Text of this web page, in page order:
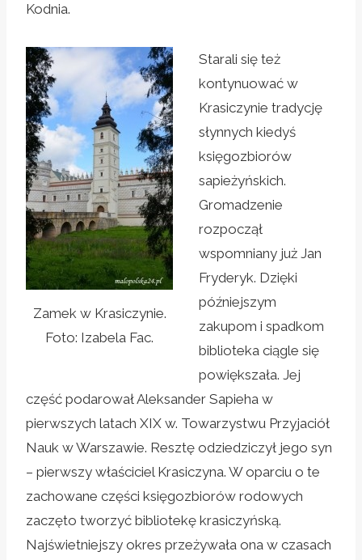
Kodnia.
Zamek w Krasiczynie.
Foto: Izabela Fac.
Starali się też
kontynuować w
Krasiczynie tradycję
słynnych kiedyś
księgozbiorów
sapieżyńskich.
Gromadzenie
rozpoczął
wspomniany już Jan
Fryderyk. Dzięki
późniejszym
zakupom i spadkom
biblioteka ciągle się
powiększała. Jej
część podarował Aleksander Sapieha w
pierwszych latach XIX w. Towarzystwu Przyjaciół
Nauk w Warszawie. Resztę odziedziczył jego syn
– pierwszy właściciel Krasiczyna. W oparciu o te
zachowane części księgozbiorów rodowych
zaczęto tworzyć bibliotekę krasiczyńską.
Najświetniejszy okres przeżywała ona w czasach